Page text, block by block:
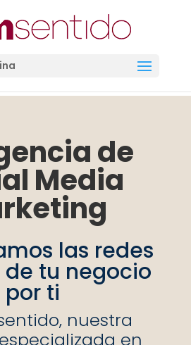
de
Media
las redes
de tu negocio
por ti
nuestra
en